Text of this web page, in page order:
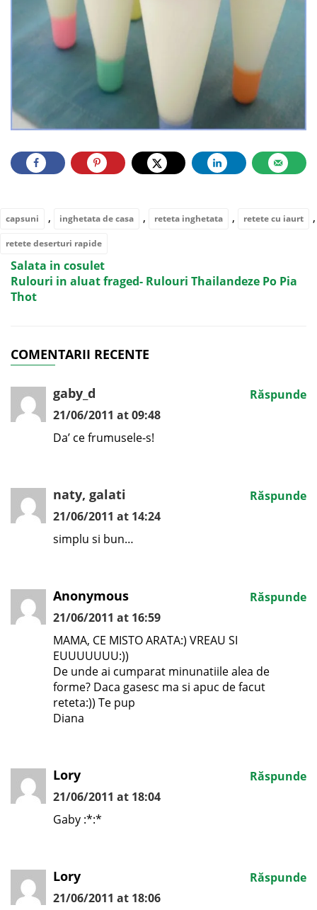
capsuni , inghetata de casa , reteta inghetata , retete cu iaurt ,
retete deserturi rapide
Salata in cosulet
Rulouri in aluat fraged- Rulouri Thailandeze Po Pia
Thot
COMENTARII RECENTE
gaby_d
21/06/2011 at 09:48
Da’ ce frumusele-s!
Răspunde
naty, galati
21/06/2011 at 14:24
simplu si bun…
Răspunde
Anonymous
21/06/2011 at 16:59
MAMA, CE MISTO ARATA:) VREAU SI
EUUUUUUU:))
De unde ai cumparat minunatiile alea de
forme? Daca gasesc ma si apuc de facut
reteta:)) Te pup
Diana
Răspunde
Lory
21/06/2011 at 18:04
Gaby :*:*
Răspunde
Lory
21/06/2011 at 18:06
Răspunde